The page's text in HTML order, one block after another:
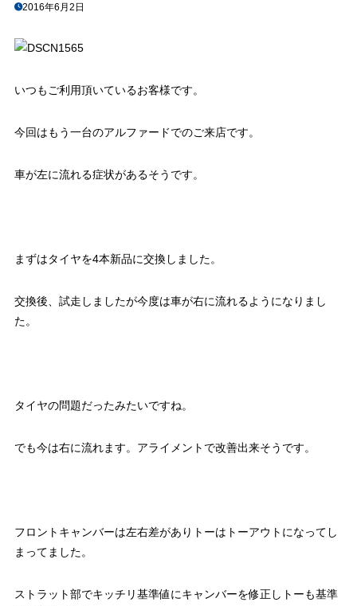
2016年6月2日
いつもご利用頂いているお客様です。
今回はもう一台のアルファードでのご来店です。
車が左に流れる症状があるそうです。
まずはタイヤを4本新品に交換しました。
交換後、試走しましたが今度は車が右に流れるようになりまし
た。
タイヤの問題だったみたいですね。
でも今は右に流れます。アライメントで改善出来そうです。
フロントキャンバーは左右差がありトーはトーアウトになってし
まってました。
ストラット部でキッチリ基準値にキャンバーを修正しトーも基準